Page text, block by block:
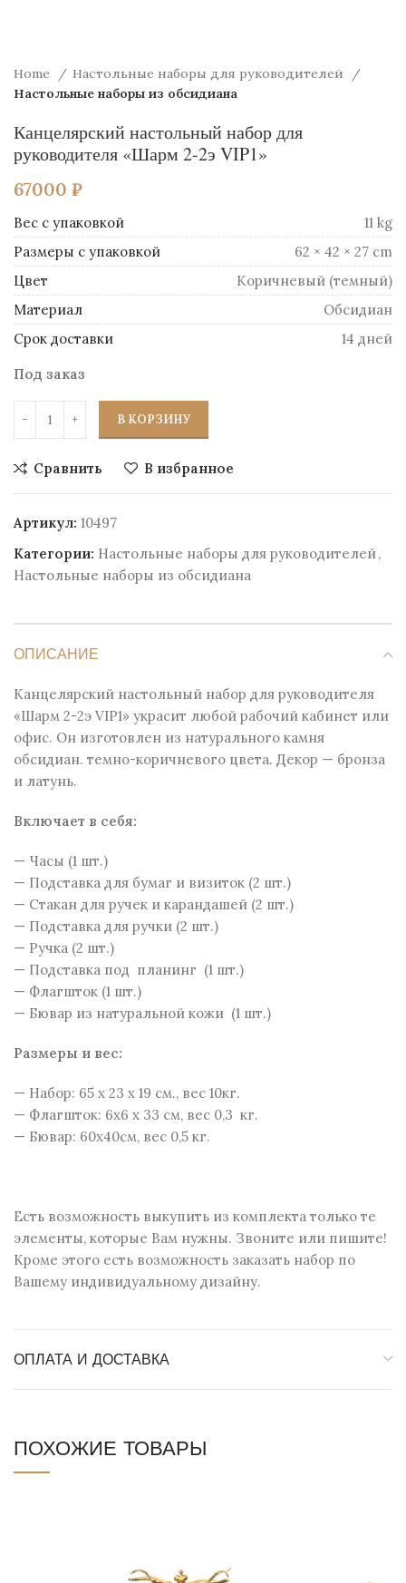
Home
Настольные наборы для руководителей
Настольные наборы из обсидиана
Канцелярский настольный набор для
руководителя «Шарм 2-2э VIP1»
67000 ₽
Вес
11 kg
Размеры
62 × 42 × 27 cm
Цвет
Коричневый (темный)
Материал
Обсидиан
Срок доставки
14 дней
Под заказ
В КОРЗИНУ
Сравнить В избранное
Артикул: 10497
Категории: Настольные наборы для руководителей,
Настольные наборы из обсидиана
ОПИСАНИЕ
Канцелярский настольный набор для руководителя
«Шарм 2-2э VIP1» украсит любой рабочий кабинет или
офис. Он изготовлен из натурального камня
обсидиан. темно-коричневого цвета. Декор — бронза
и латунь.
Включает в себя:
— Часы (1 шт.)
— Подставка для бумаг и визиток (2 шт.)
— Стакан для ручек и карандашей (2 шт.)
— Подставка для ручки (2 шт.)
— Ручка (2 шт.)
— Подставка под планинг (1 шт.)
— Флагшток (1 шт.)
— Бювар из натуральной кожи (1 шт.)
Размеры и веc:
— Набор: 65 x 23 x 19 см., вес 10кг.
— Флагшток: 6х6 х 33 см, вес 0,3 кг.
— Бювар: 60х40см, вес 0,5 кг.
Есть возможность выкупить из комплекта только те
элементы, которые Вам нужны. Звоните или пишите!
Кроме этого есть возможность заказать набор по
Вашему индивидуальному дизайну.
ОПЛАТА И ДОСТАВКА
ПОХОЖИЕ ТОВАРЫ